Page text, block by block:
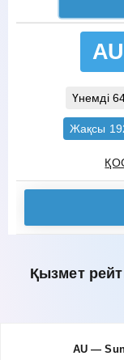
AU
Үнемді
Жақсы
Қызмет
AU —